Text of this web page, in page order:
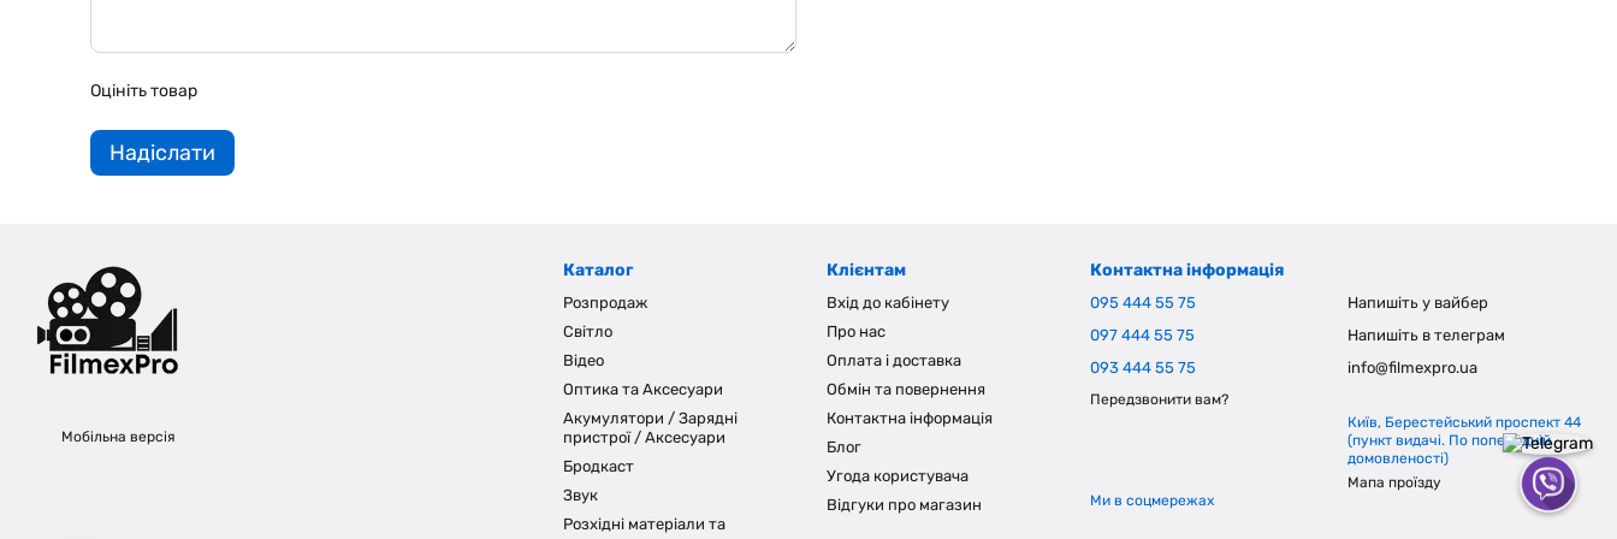
Оцініть товар
Надіслати
Мобільна версія
Каталог
Розпродаж
Світло
Відео
Оптика та Аксесуари
Акумулятори / Зарядні
пристрої / Аксесуари
Бродкаст
Звук
Розхідні матеріали та
Клієнтам
Вхід до кабінету
Про нас
Оплата і доставка
Обмін та повернення
Контактна інформація
Блог
Угода користувача
Відгуки про магазин
Контактна інформація
095 444 55 75
097 444 55 75
093 444 55 75
Передзвонити вам?
Напишіть у вайбер
Напишіть в телеграм
info@filmexpro.ua
Київ, Берестейський проспект 44
(пункт видачі. По попередній
домовленості)
Мапа проїзду
Ми в соцмережах